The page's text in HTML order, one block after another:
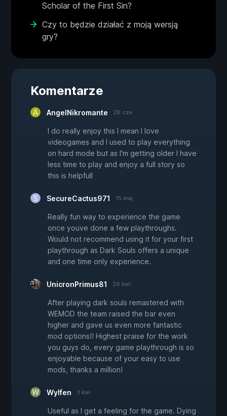
Scholar of the First Sin?
Czy to będzie działać z moją wersją
gry?
Komentarze
AngelNikromante 28 cze
I do really enjoy this I mean I love
videogames and I used to play everything
on hard mode but as I'm getting older I have
less time to play and enjoy a full story so
this is helpfull
SecureCactus971 15 maj
Really fun way to experience the game
once youve done a few playthroughs.
Would not recommend using it for your first
playthrough as Dark Souls offers a unique
and one time only experience.
UnicronPrimus81 26 kwi
After playing dark souls remastered with
WEMOD the team raised the bar even
higher and gave us even more fantastic
mod options!! Highest praise for the work
you guys do, every game playthrough is so
enjoyable because of your easy to use
mods, thanks a million!
Wylfen 3 kwi
Useful as I get a feeling for the game. Dying